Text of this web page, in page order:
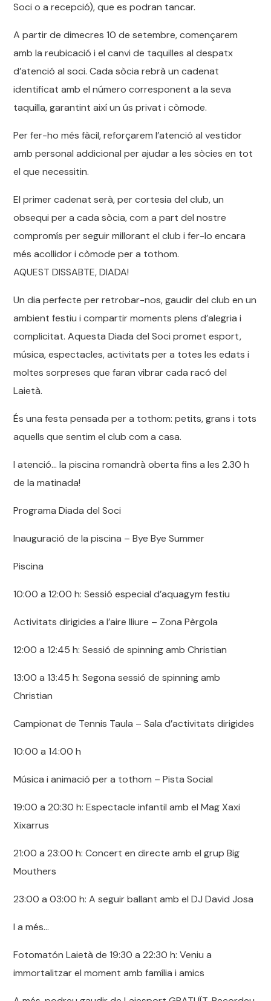
Soci o a recepció), que es podran tancar.
A partir de dimecres 10 de setembre, començarem
amb la reubicació i el canvi de taquilles al despatx
d’atenció al soci. Cada sòcia rebrà un cadenat
identificat amb el número corresponent a la seva
taquilla, garantint així un ús privat i còmode.
Per fer-ho més fàcil, reforçarem l’atenció al vestidor
amb personal addicional per ajudar a les sòcies en tot
el que necessitin.
El primer cadenat serà, per cortesia del club, un
obsequi per a cada sòcia, com a part del nostre
compromís per seguir millorant el club i fer-lo encara
més acollidor i còmode per a tothom.
AQUEST DISSABTE, DIADA!
Un dia perfecte per retrobar-nos, gaudir del club en un
ambient festiu i compartir moments plens d’alegria i
complicitat. Aquesta Diada del Soci promet esport,
música, espectacles, activitats per a totes les edats i
moltes sorpreses que faran vibrar cada racó del
Laietà.
És una festa pensada per a tothom: petits, grans i tots
aquells que sentim el club com a casa.
I atenció… la piscina romandrà oberta fins a les 2.30 h
de la matinada!
Programa Diada del Soci
Inauguració de la piscina – Bye Bye Summer
Piscina
10:00 a 12:00 h: Sessió especial d’aquagym festiu
Activitats dirigides a l’aire lliure – Zona Pèrgola
12:00 a 12:45 h: Sessió de spinning amb Christian
13:00 a 13:45 h: Segona sessió de spinning amb
Christian
Campionat de Tennis Taula – Sala d’activitats dirigides
10:00 a 14:00 h
Música i animació per a tothom – Pista Social
19:00 a 20:30 h: Espectacle infantil amb el Mag Xaxi
Xixarrus
21:00 a 23:00 h: Concert en directe amb el grup Big
Mouthers
23:00 a 03:00 h: A seguir ballant amb el DJ David Josa
I a més…
Fotomatón Laietà de 19:30 a 22:30 h: Veniu a
immortalitzar el moment amb família i amics